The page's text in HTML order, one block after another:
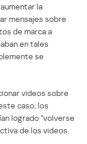
la
mensajes sobre
de marca a
en tales
se
videos sobre
caso, los
logrado “volverse
de los videos.